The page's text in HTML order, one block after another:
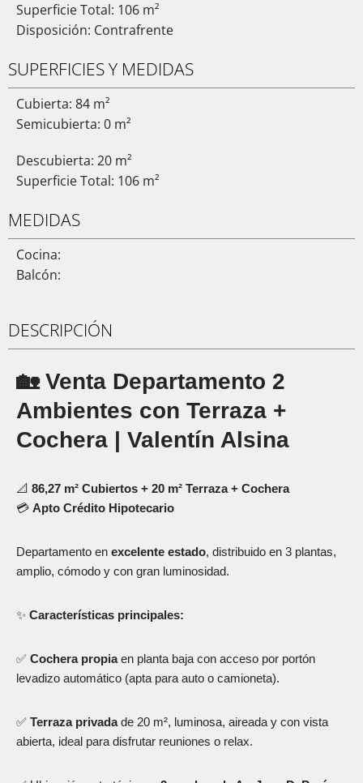
Superficie Total: 106 m²
Disposición: Contrafrente
SUPERFICIES Y MEDIDAS
Cubierta: 84 m²
Semicubierta: 0 m²
Descubierta: 20 m²
Superficie Total: 106 m²
MEDIDAS
Cocina:
Balcón:
DESCRIPCIÓN
🏡 Venta Departamento 2
Ambientes con Terraza +
Cochera | Valentín Alsina
📐 86,27 m² Cubiertos + 20 m² Terraza + Cochera
💳 Apto Crédito Hipotecario
Departamento en excelente estado, distribuido en 3 plantas,
amplio, cómodo y con gran luminosidad.
✨ Características principales:
✅ Cochera propiaen planta baja con acceso por portón
levadizo automático (apta para auto o camioneta).
✅ Terraza privadade 20 m², luminosa, aireada y con vista
abierta, ideal para disfrutar reuniones o relax.